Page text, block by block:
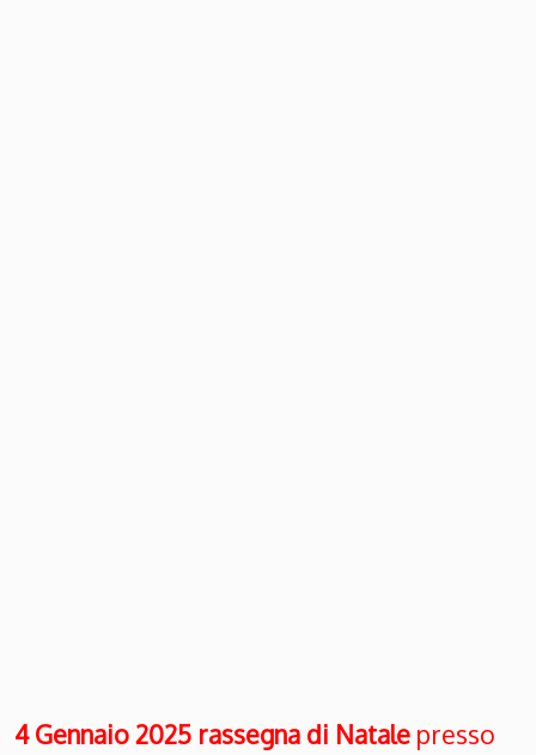
4 Gennaio 2025 rassegna di Natale presso